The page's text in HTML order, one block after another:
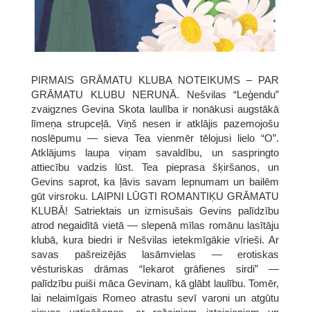
PIRMAIS GRĀMATU KLUBA NOTEIKUMS – PAR
GRĀMATU KLUBU NERUNĀ. Nešvilas “Leģendu”
zvaigznes Gevina Skota laulība ir nonākusi augstākā
līmeņa strupceļā. Viņš nesen ir atklājis pazemojošu
noslēpumu — sieva Tea vienmēr tēlojusi lielo “O”.
Atklājums laupa viņam savaldību, un saspringto
attiecību vadzis lūst. Tea pieprasa šķiršanos, un
Gevins saprot, ka ļāvis savam lepnumam un bailēm
gūt virsroku. LAIPNI LŪGTI ROMANTIĶU GRĀMATU
KLUBĀ! Satriektais un izmisušais Gevins palīdzību
atrod negaidītā vietā — slepenā mīlas romānu lasītāju
klubā, kura biedri ir Nešvilas ietekmīgākie vīrieši. Ar
savas pašreizējās lasāmvielas — erotiskas
vēsturiskas drāmas “Iekarot grāfienes sirdi” —
palīdzību puiši māca Gevinam, kā glābt laulību. Tomēr,
lai nelaimīgais Romeo atrastu sevī varoni un atgūtu